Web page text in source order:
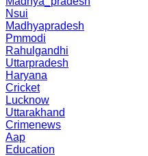
Nsui
Madhyapradesh
Pmmodi
Rahulgandhi
Uttarpradesh
Haryana
Cricket
Lucknow
Uttarakhand
Crimenews
Aap
Education